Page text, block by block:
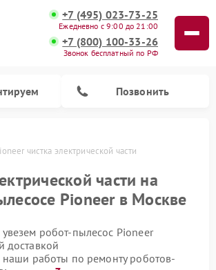
+7 (495) 023-73-25
Ежедневно с 9:00 до 21:00
+7 (800) 100-33-26
Звонок бесплатный по РФ
Позвонить
чистка электрической части
части на
Pioneer в Москве
робот-пылесос Pioneer
доставкой
наши работы по ремонту роботов-